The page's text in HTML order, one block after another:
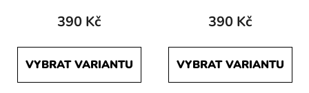
390 Kč
VYBRAT VARIANTU
390 Kč
VYBRAT VARIANTU